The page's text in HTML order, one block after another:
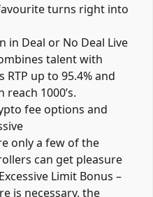
turns right into
in Deal or No Deal Live
talent with
up to 95.4% and
1000’s.
fee options and
only a few of the
can get pleasure
Limit Bonus –
is necessary, the